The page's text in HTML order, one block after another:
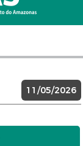
11/05/2026